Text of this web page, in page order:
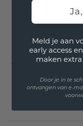
Hanger Blanche
witgoud zwarte
6 mm
€ 385,-
Meld je aan
early access
maken
Door je in te
ontvangen van e-